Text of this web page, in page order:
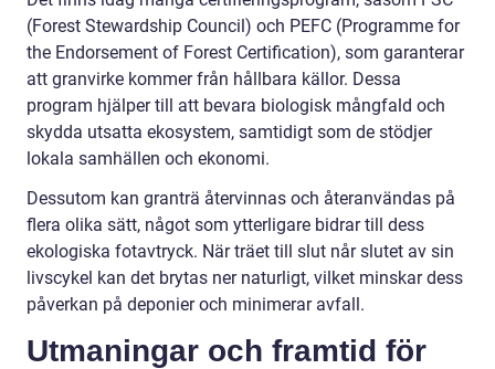
(Forest Stewardship Council) och PEFC (Programme for
the Endorsement of Forest Certification), som garanterar
att granvirke kommer från hållbara källor. Dessa
program hjälper till att bevara biologisk mångfald och
skydda utsatta ekosystem, samtidigt som de stödjer
lokala samhällen och ekonomi.
Dessutom kan granträ återvinnas och återanvändas på
flera olika sätt, något som ytterligare bidrar till dess
ekologiska fotavtryck. När träet till slut når slutet av sin
livscykel kan det brytas ner naturligt, vilket minskar dess
påverkan på deponier och minimerar avfall.
Utmaningar och framtid för